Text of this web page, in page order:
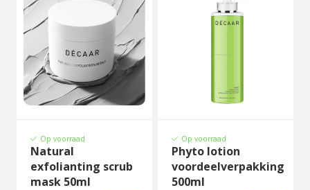
Op voorraad
Natural
exfolianting scrub
mask 50ml
Op voorraad
Phyto lotion
voordeelverpakking
500ml